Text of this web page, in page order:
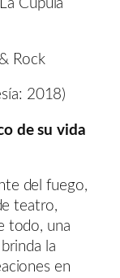
Cupula
Rock
2018)
de su vida
del fuego,
teatro,
todo, una
la
en